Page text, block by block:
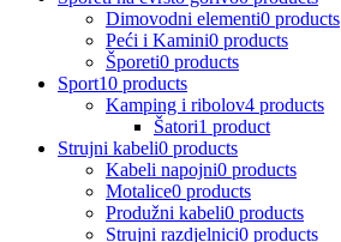
Dimovodni elementi0 products
Peći i Kamini0 products
Šporeti0 products
Sport10 products
Kamping i ribolov4 products
Šatori1 product
Strujni kabeli0 products
Kabeli napojni0 products
Motalice0 products
Produžni kabeli0 products
Strujni razdjelnici0 products